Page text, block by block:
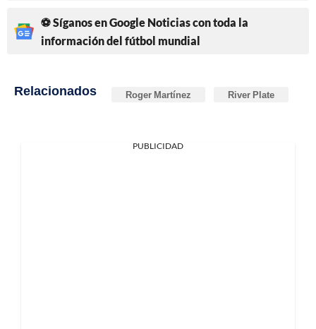
⚽ Síganos en Google Noticias con toda la
información del fútbol mundial
Relacionados Roger Martínez River Plate
PUBLICIDAD